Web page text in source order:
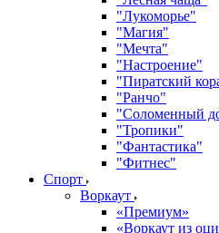
"Лукоморье"
"Магия"
"Мечта"
"Настроение"
"Пиратский
"Ранчо"
"Соломенный
"Тропики"
"Фантастика"
"Фитнес"
Спорт
Воркаут
«Премиум»
«Воркаут из